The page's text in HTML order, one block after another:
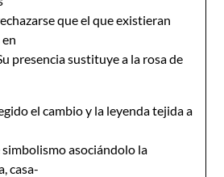
que el que existieran
presencia sustituye a la rosa de
el cambio y la leyenda tejida a
simbolismo asociándolo la
casa-